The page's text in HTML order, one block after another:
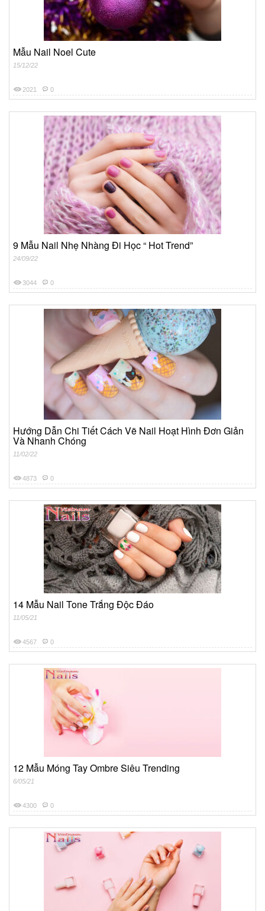
Mẫu Nail Noel Cute
15/12/22
2021 0
9 Mẫu Nail Nhẹ Nhàng Đi Học “ Hot Trend”
24/09/22
3044 0
Hướng Dẫn Chi Tiết Cách Vẽ Nail Hoạt Hình Đơn Giản
Và Nhanh Chóng
11/02/22
4873 0
14 Mẫu Nail Tone Trắng Độc Đáo
11/05/21
4567 0
12 Mẫu Móng Tay Ombre Siêu Trending
6/05/21
4300 0